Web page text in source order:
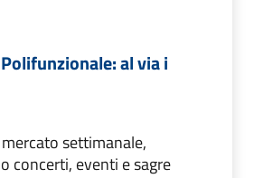
al via i
settimanale,
concerti, eventi e sagre